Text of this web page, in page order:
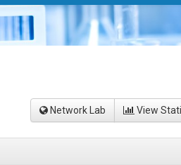
Network Lab View